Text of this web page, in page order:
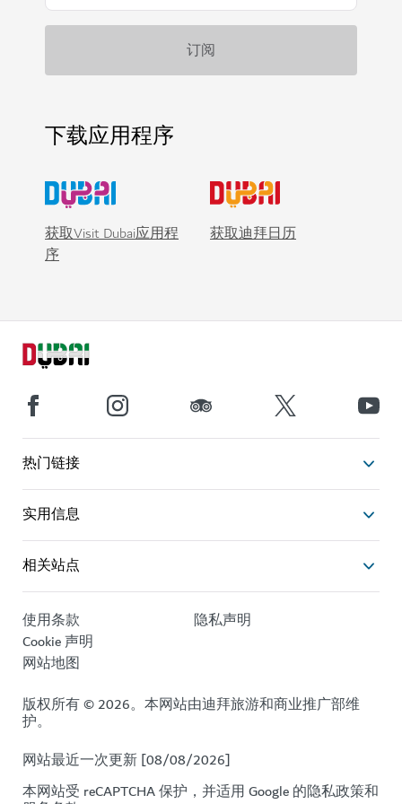
下载应用程序
获取Visit Dubai应用程
序
获取迪拜日历
热门链接
实用信息
相关站点
使用条款
隐私声明
Cookie 声明
网站地图
版权所有 © 2026。本网站由迪拜旅游和商业推广部维
护。
网站最近一次更新 [08/08/2026]
本网站受 reCAPTCHA 保护，并适用 Google 的隐私政策和